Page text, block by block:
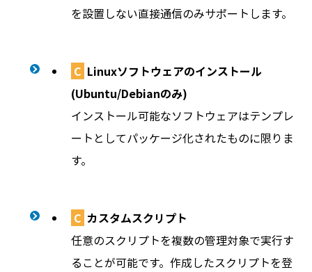
を設置しない直接通信のみサポートします。
C Linuxソフトウェアのインストール
(Ubuntu/Debianのみ)
インストール可能なソフトウェアはテンプレ
ートとしてパッケージ化されたものに限りま
す。
C カスタムスクリプト
任意のスクリプトを複数の管理対象で実行す
ることが可能です。作成したスクリプトを登